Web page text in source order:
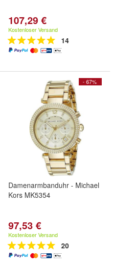
107,29 €
Kostenloser Versand
14
- 67%
Damenarmbanduhr - Michael
Kors MK5354
97,53 €
Kostenloser Versand
20